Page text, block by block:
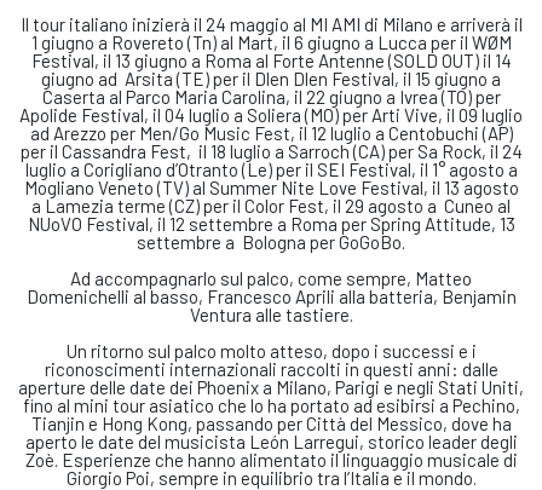
Il tour italiano inizierà il 24 maggio al MI AMI di Milano e arriverà il
1 giugno a Rovereto (Tn) al Mart, il 6 giugno a Lucca per il WØM
Festival, il 13 giugno a Roma al Forte Antenne (SOLD OUT) il 14
giugno ad Arsita (TE) per il Dlen Dlen Festival, il 15 giugno a
Caserta al Parco Maria Carolina, il 22 giugno a Ivrea (TO) per
Apolide Festival, il 04 luglio a Soliera (MO) per Arti Vive, il 09 luglio
ad Arezzo per Men/Go Music Fest, il 12 luglio a Centobuchi (AP)
per il Cassandra Fest, il 18 luglio a Sarroch (CA) per Sa Rock, il 24
luglio a Corigliano d’Otranto (Le) per il SEI Festival, il 1° agosto a
Mogliano Veneto (TV) al Summer Nite Love Festival, il 13 agosto
a Lamezia terme (CZ) per il Color Fest, il 29 agosto a Cuneo al
NUoVO Festival, il 12 settembre a Roma per Spring Attitude, 13
settembre a Bologna per GoGoBo.
Ad accompagnarlo sul palco, come sempre, Matteo
Domenichelli al basso, Francesco Aprili alla batteria, Benjamin
Ventura alle tastiere.
Un ritorno sul palco molto atteso, dopo i successi e i
riconoscimenti internazionali raccolti in questi anni: dalle
aperture delle date dei Phoenix a Milano, Parigi e negli Stati Uniti,
fino al mini tour asiatico che lo ha portato ad esibirsi a Pechino,
Tianjin e Hong Kong, passando per Città del Messico, dove ha
aperto le date del musicista León Larregui, storico leader degli
Zoè. Esperienze che hanno alimentato il linguaggio musicale di
Giorgio Poi, sempre in equilibrio tra l’Italia e il mondo.